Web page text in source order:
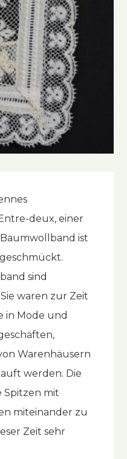
deux, einer
ist
sind
waren zur Zeit
in Mode und
Warenhäusern
werden. Die
Spitzen mit
miteinander zu
Zeit sehr